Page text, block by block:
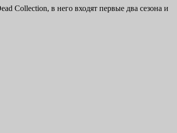
Collection, в него входят первые два сезона и